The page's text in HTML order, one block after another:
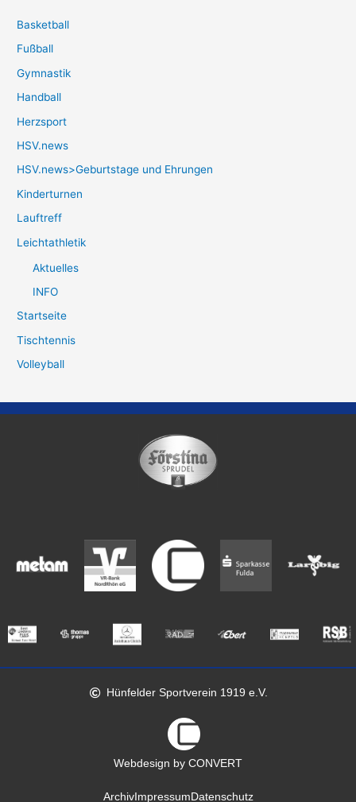
Basketball
Fußball
Gymnastik
Handball
Herzsport
HSV.news
HSV.news>Geburtstage und Ehrungen
Kinderturnen
Lauftreff
Leichtathletik
Aktuelles
INFO
Startseite
Tischtennis
Volleyball
Hünfelder Sportverein 1919 e.V.
Webdesign by CONVERT
ArchivImpressumDatenschutz